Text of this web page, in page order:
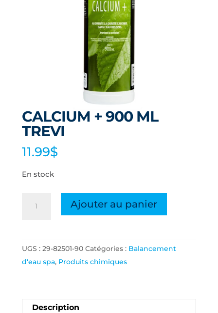
CALCIUM + 900 ML
TREVI
11.99$
En stock
+
900
ML
Ajouter au panier
UGS : 29-82501-90 Catégories : Balancement
d'eau spa, Produits chimiques
Description